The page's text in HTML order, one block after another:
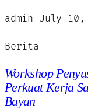
admin July 10,
Berita
Workshop
Perkuat Kerja
Bayan